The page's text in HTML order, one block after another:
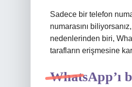
Sadece bir telefon
numarasını
nedenlerinden biri,
tarafların erişmesine
WhatsApp’ı